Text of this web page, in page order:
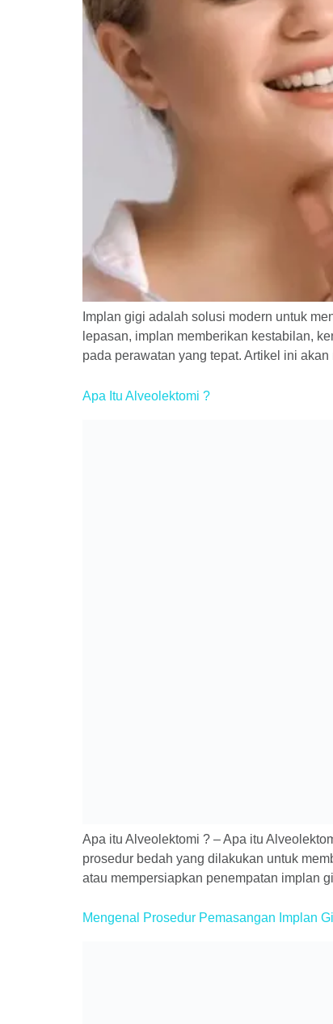
Implan gigi adalah solusi modern untuk
lepasan, implan memberikan kestabilan,
pada perawatan yang tepat. Artikel ini
Apa Itu Alveolektomi ?
Apa itu Alveolektomi ? – Apa itu
prosedur bedah yang dilakukan untuk
atau mempersiapkan penempatan implan
Mengenal Prosedur Pemasangan Implan